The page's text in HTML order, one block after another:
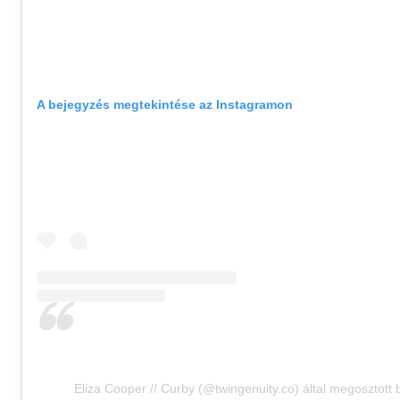
A bejegyzés megtekintése az Instagramon
Eliza Cooper // Curby (@twingenuity.co) által megosztott